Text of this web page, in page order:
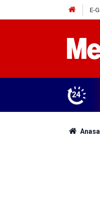
E-
24
Kampüsü'ne ziyaret